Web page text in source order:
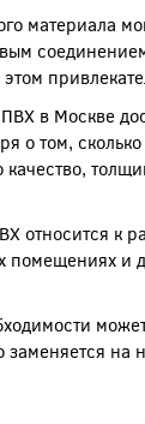
материала
в Москве
о том, сколько
качество,
относится к
помещениях и
на